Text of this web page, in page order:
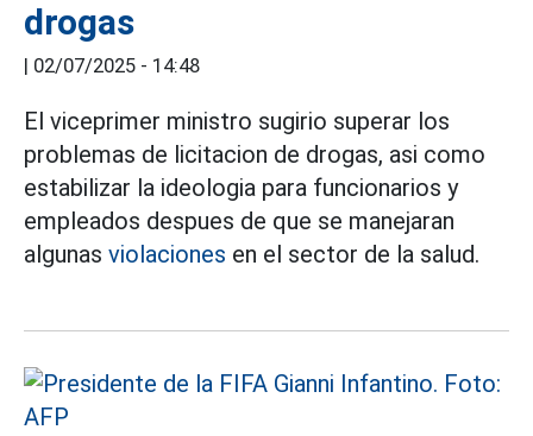
drogas
| 02/07/2025 - 14:48
El viceprimer ministro sugirio superar los
problemas de licitacion de drogas, asi como
estabilizar la ideologia para funcionarios y
empleados despues de que se manejaran
algunas violaciones en el sector de la salud.